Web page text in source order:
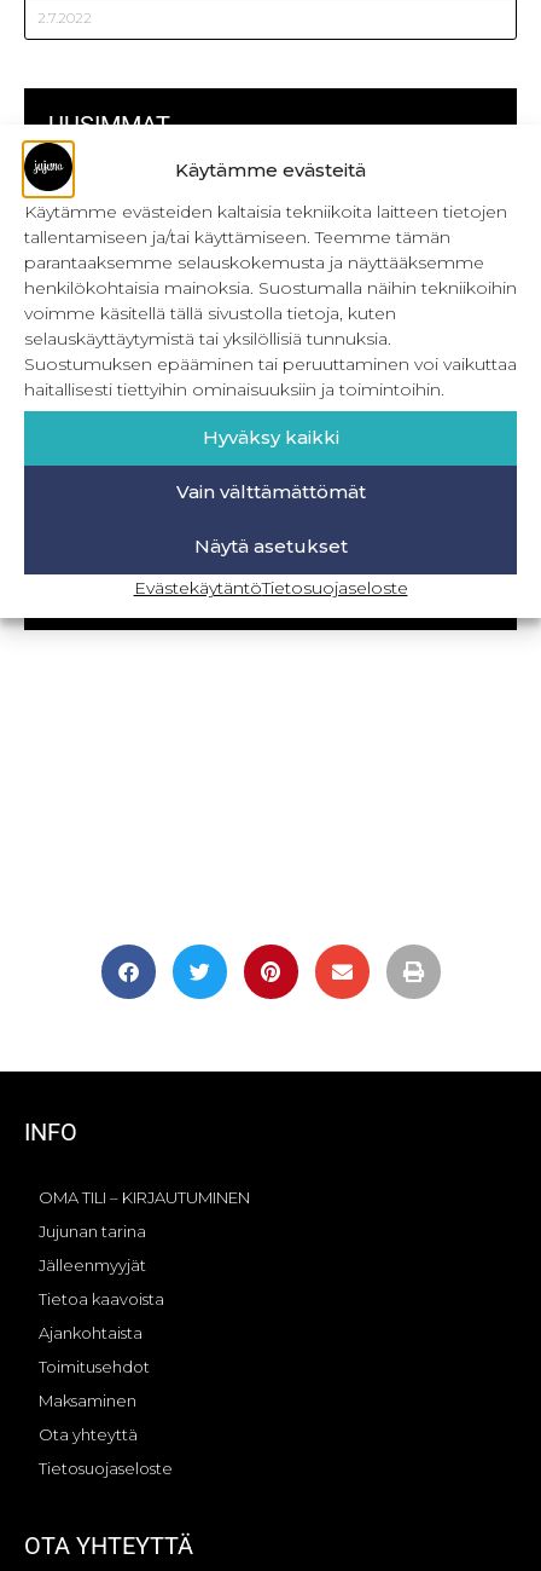
Käytämme evästeitä
Käytämme evästeiden kaltaisia tekniikoita laitteen tietojen
tallentamiseen ja/tai käyttämiseen. Teemme tämän
parantaaksemme selauskokemusta ja näyttääksemme
henkilökohtaisia mainoksia. Suostumalla näihin tekniikoihin
voimme käsitellä tällä sivustolla tietoja, kuten
selauskäyttäytymistä tai yksilöllisiä tunnuksia.
Suostumuksen epääminen tai peruuttaminen voi vaikuttaa
haitallisesti tiettyihin ominaisuuksiin ja toimintoihin.
Hyväksy kaikki
Vain välttämättömät
Näytä asetukset
EvästekäytäntöTietosuojaseloste
UUSIMMAT
Kulmikas pussukka kaava Särmä
Bokserikuminauhan ompelu
Metrivetoketjun käyttö
Metrivetoketjun lukon pujottaminen
Onnistu joustavien vaatteiden ompelussa
Jujunan ompelubingo heinä-joulukuulle
2.7.2022
INFO
OMA TILI – KIRJAUTUMINEN
Jujunan tarina
Jälleenmyyjät
Tietoa kaavoista
Ajankohtaista
Toimitusehdot
Maksaminen
Ota yhteyttä
Tietosuojaseloste
OTA YHTEYTTÄ